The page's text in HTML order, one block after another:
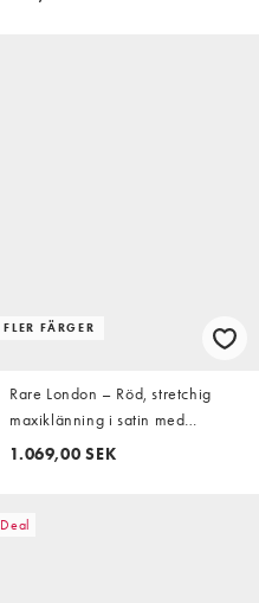
FLER FÄRGER
Rare London – Röd, stretchig
maxiklänning i satin med
asymmetrisk scarfdetalj
1.069,00 SEK
Deal